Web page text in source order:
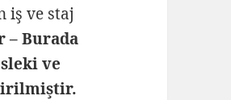
iş ve staj
– Burada
ve